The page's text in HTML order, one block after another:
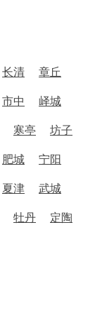
长清 章丘
市中 峄城
寒亭 坊子
肥城 宁阳
夏津 武城
牡丹 定陶